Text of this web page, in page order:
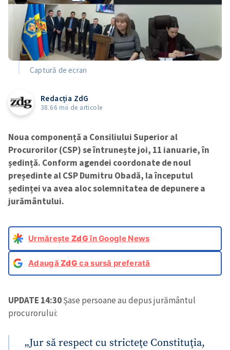
Captură de ecran
Redacția ZdG
38.66 mii de articole
Noua componență a Consiliului Superior al
Procurorilor (CSP) se întrunește joi, 11 ianuarie, în
ședință. Conform agendei coordonate de noul
președinte al CSP Dumitru Obadă, la începutul
ședinței va avea aloc solemnitatea de depunere a
jurământului.
Urmărește ZdGîn Google News
AdaugăZdG ca sursă preferată
UPDATE 14:30Șase persoane au depus jurământul
procurorului:
„Jur să respect cu stricteţe Constituţia,